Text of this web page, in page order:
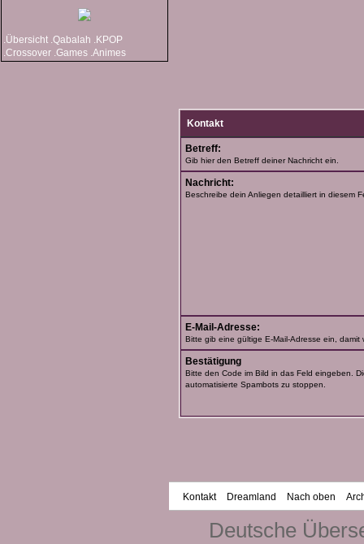
.Übersicht .Qabalah .KPOP
.Crossover .Games .Animes
Kontakt
Betreff:
Gib hier den Betreff deiner Nachricht ein.
Nachricht:
Beschreibe dein Anliegen detailliert in diesem
E-Mail-Adresse:
Bitte gib eine gültige E-Mail-Adresse ein, damit
Bestätigung
Bitte den Code im Bild in das Feld eingeben.
automatisierte Spambots zu stoppen.
Kontakt Dreamland Nach oben
Deutsche